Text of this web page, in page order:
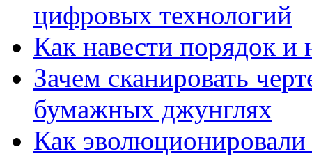
цифровых технологий
Как навести порядок и
Зачем сканировать
бумажных джунглях
Как